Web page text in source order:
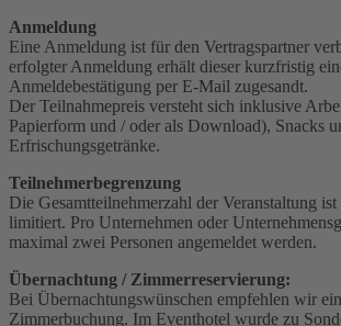
Anmeldung
Eine Anmeldung ist für den Vertragspartner
erfolgter Anmeldung erhält dieser kurzfristig
Anmeldebestätigung per E-Mail zugesandt.
Der Teilnahmepreis versteht sich inklusive
Papierform und / oder als Download), Snacks
Erfrischungsgetränke.
Teilnehmerbegrenzung
Die Gesamtteilnehmerzahl der Veranstaltung
limitiert. Pro Unternehmen oder
maximal zwei Personen angemeldet werden.
Übernachtung / Zimmerreservierung:
Bei Übernachtungswünschen empfehlen wir
Zimmerbuchung. Im Eventhotel wurde zu